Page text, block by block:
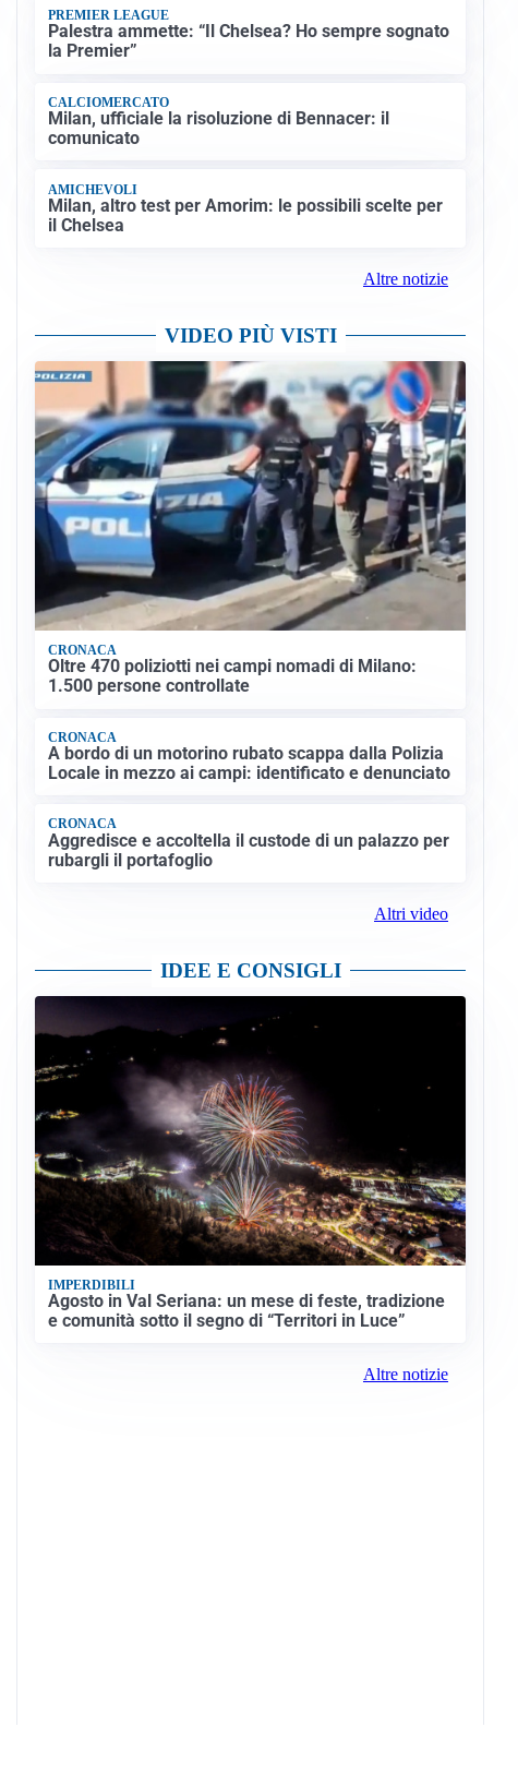
PREMIER LEAGUE
Palestra ammette: “Il Chelsea? Ho sempre sognato
la Premier”
CALCIOMERCATO
Milan, ufficiale la risoluzione di Bennacer: il
comunicato
AMICHEVOLI
Milan, altro test per Amorim: le possibili scelte per
il Chelsea
Altre notizie
VIDEO PIÙ VISTI
CRONACA
Oltre 470 poliziotti nei campi nomadi di Milano:
1.500 persone controllate
CRONACA
A bordo di un motorino rubato scappa dalla Polizia
Locale in mezzo ai campi: identificato e denunciato
CRONACA
Aggredisce e accoltella il custode di un palazzo per
rubargli il portafoglio
Altri video
IDEE E CONSIGLI
IMPERDIBILI
Agosto in Val Seriana: un mese di feste, tradizione
e comunità sotto il segno di “Territori in Luce”
Altre notizie